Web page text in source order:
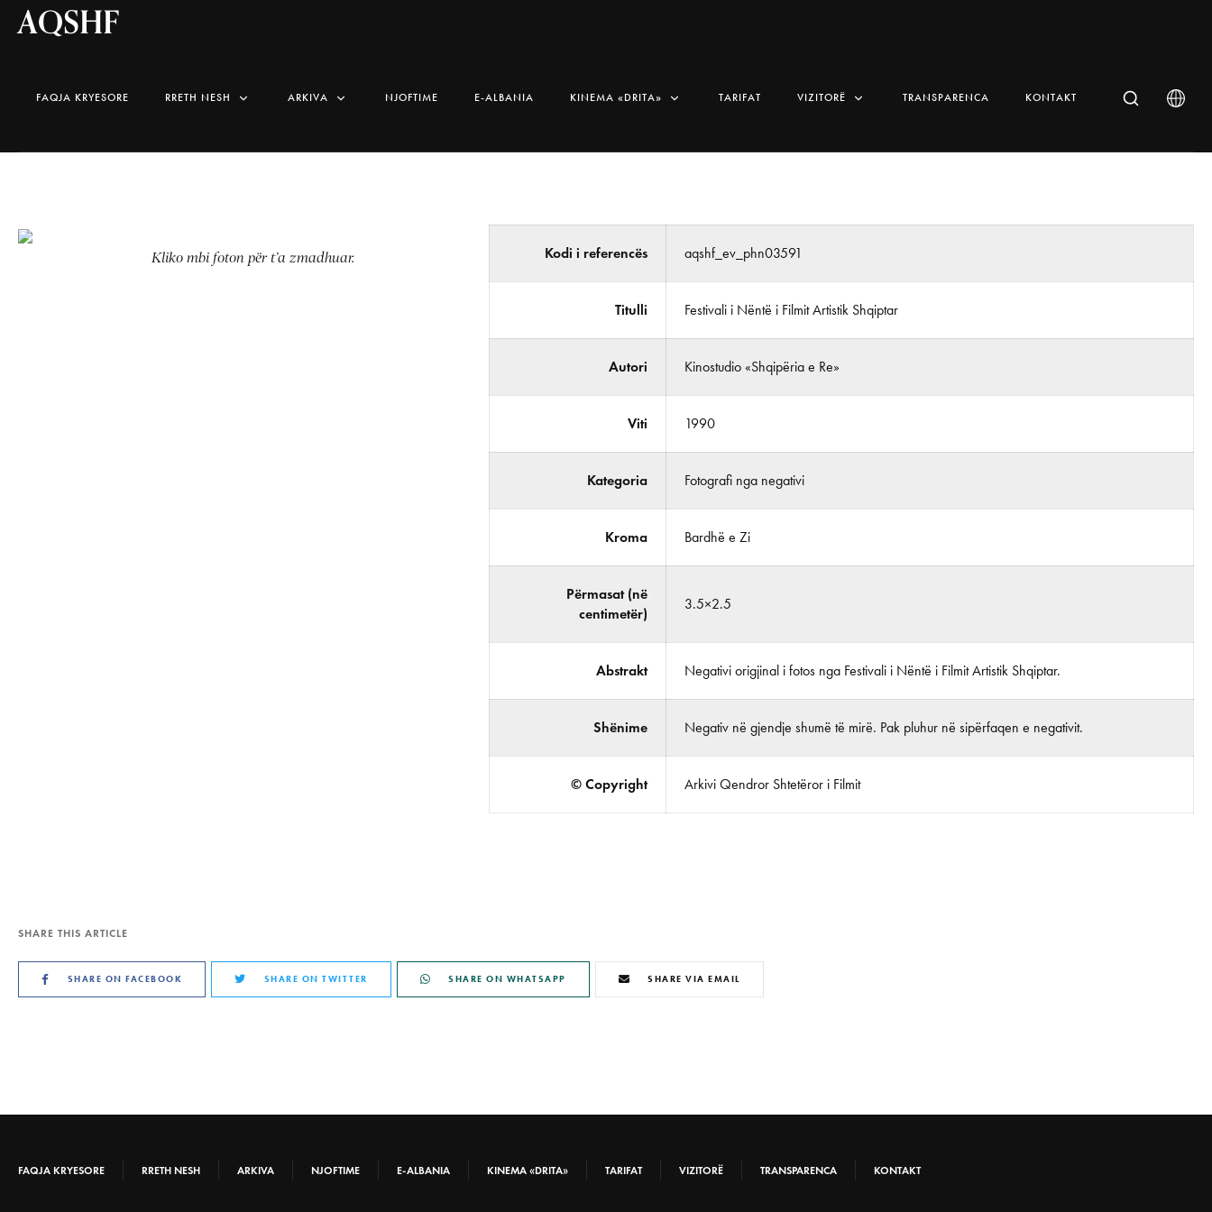
AQSHF
FAQJA KRYESORE RRETH NESH ARKIVA NJOFTIME E-ALBANIA KINEMA «DRITA» TARIFAT VIZITORË TRANSPARENCA KONTAKT
Kliko mbi foton për t’a zmadhuar. Kodi i referencës aqshf_ev_phn03591
Titulli Festivali i Nëntë i Filmit Artistik Shqiptar
Autori Kinostudio «Shqipëria e Re»
Viti 1990
Kategoria Fotografi nga negativi
Kroma Bardhë e Zi
Përmasat (në
centimetër)
3.5×2.5
Abstrakt Negativi origjinal i fotos nga Festivali i Nëntë i Filmit Artistik Shqiptar.
Shënime Negativ në gjendje shumë të mirë. Pak pluhur në sipërfaqen e negativit.
© Copyright Arkivi Qendror Shtetëror i Filmit
SHARE THIS ARTICLE
SHARE ON FACEBOOK SHARE ON TWITTER SHARE ON WHATSAPP SHARE VIA EMAIL
FAQJA KRYESORE RRETH NESH ARKIVA NJOFTIME E-ALBANIA KINEMA «DRITA» TARIFAT VIZITORË TRANSPARENCA KONTAKT